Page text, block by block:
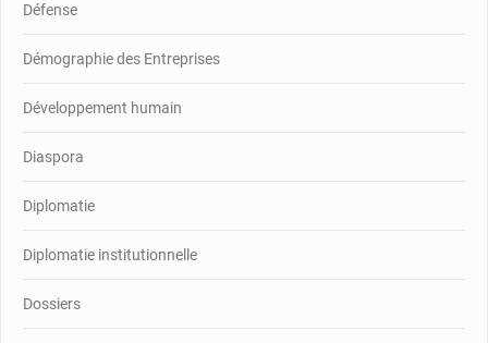
Défense
Démographie des Entreprises
Développement humain
Diaspora
Diplomatie
Diplomatie institutionnelle
Dossiers